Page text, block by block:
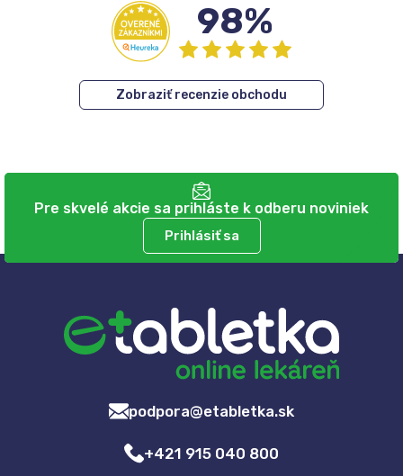
98%
Zobraziť recenzie obchodu
Pre skvelé akcie sa prihláste k odberu noviniek
Prihlásiť sa
podpora@etabletka.sk
+421 915 040 800